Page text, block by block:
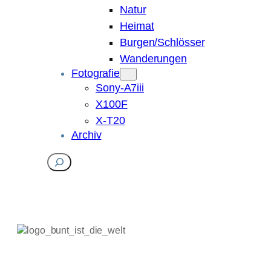
Natur
Heimat
Burgen/Schlösser
Wanderungen
Fotografie
Sony-A7iii
X100F
X-T20
Archiv
Suchen